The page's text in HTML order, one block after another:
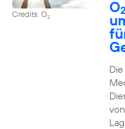
Credits: O2
O2